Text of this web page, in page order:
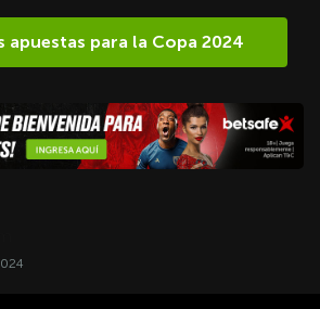
apuestas para la Copa 2024